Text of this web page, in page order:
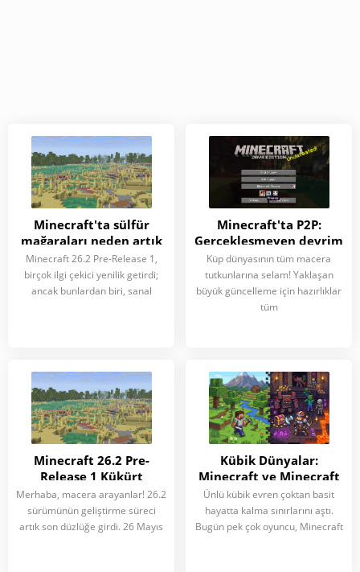
Minecraft'ta sülfür
mağaraları neden artık
yüzeyde?
Minecraft 26.2 Pre-Release 1,
birçok ilgi çekici yenilik getirdi;
ancak bunlardan biri, sanal
Minecraft'ta P2P:
Gerçekleşmeyen devrim
Küp dünyasının tüm macera
tutkunlarına selam! Yaklaşan
büyük güncelleme için hazırlıklar
tüm
Minecraft 26.2 Pre-
Release 1 Kükürt
Mağaraları: kaşifler için
yeni ufuklar
Merhaba, macera arayanlar! 26.2
sürümünün geliştirme süreci
artık son düzlüğe girdi. 26 Mayıs
Kübik Dünyalar:
Minecraft ve Minecraft
Dungeons’ın İki Büyük
Hiti Karşı Karşıya
Ünlü kübik evren çoktan basit
hayatta kalma sınırlarını aştı.
Bugün pek çok oyuncu, Minecraft